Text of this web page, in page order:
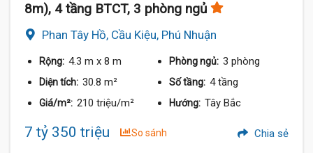
8m), 4 tầng BTCT, 3 phòng ngủ
Phan Tây Hồ, Cầu Kiệu, Phú Nhuận
Rộng: 4.3 m x 8 m Phòng ngủ: 3 phòng
Diện tích: 30.8 m² Số tầng: 4 tầng
Giá/m²: 210 triệu/m² Hướng: Tây Bắc
7 tỷ 350 triệu So sánh Chia sẻ